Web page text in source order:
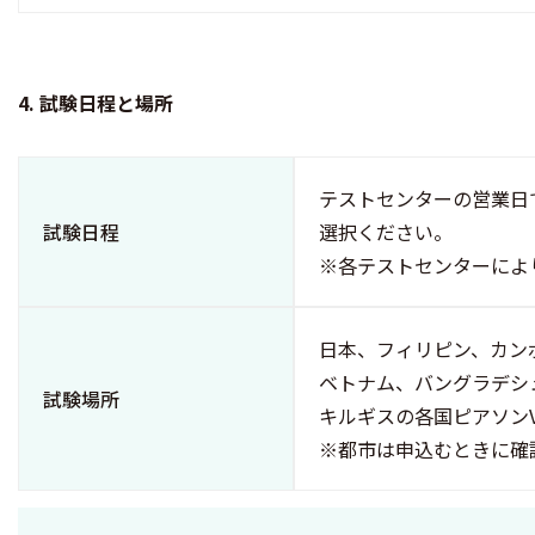
4. 試験日程と場所
試験日程
テストセンターの営業
選択ください。
※各テストセンターに
試験場所
日本、フィリピン、カ
ベトナム、バングラデ
キルギスの各国ピアソ
※都市は申込むときに確